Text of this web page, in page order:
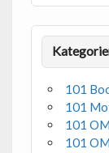
101
101
101
101